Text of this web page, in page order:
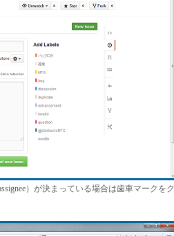
）が決まっている場合は歯車マークをク